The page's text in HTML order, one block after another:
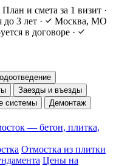
План и смета за 1 визит ·
до 3 лет ·
Москва, МО
в договоре ·
Заезды и въезды
системы
Демонтаж
— бетон, плитка,
Отмостка из плитки
Цены на